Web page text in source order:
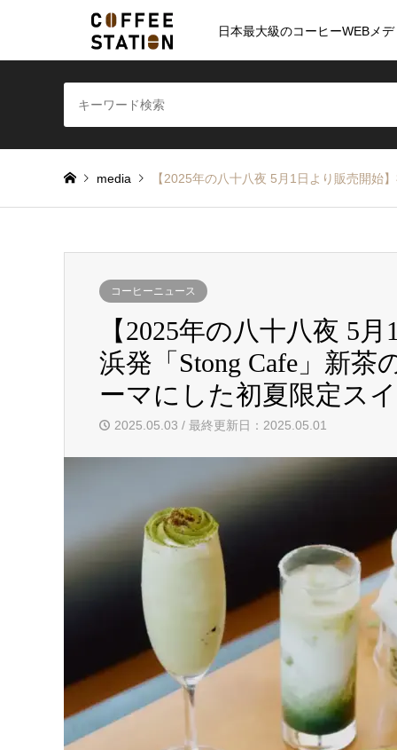
日本最大級のコーヒーWEBメ
media 【2025年の八十八夜 5月1日より販売開始
コーヒーニュース
【2025年の八十八夜 5
浜発「Stong Cafe」新
ーマにした初夏限定ス
2025.05.03 / 最終更新日：2025.05.01